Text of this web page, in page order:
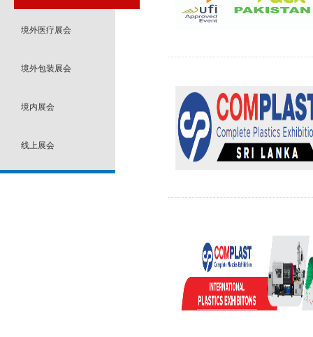
境外医疗展会
境外包装展会
境内展会
线上展会